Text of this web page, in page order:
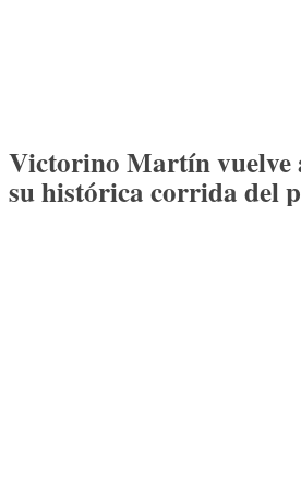
Victorino Martín vuelve
su histórica corrida del